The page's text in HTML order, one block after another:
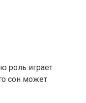
роль играет
сон может